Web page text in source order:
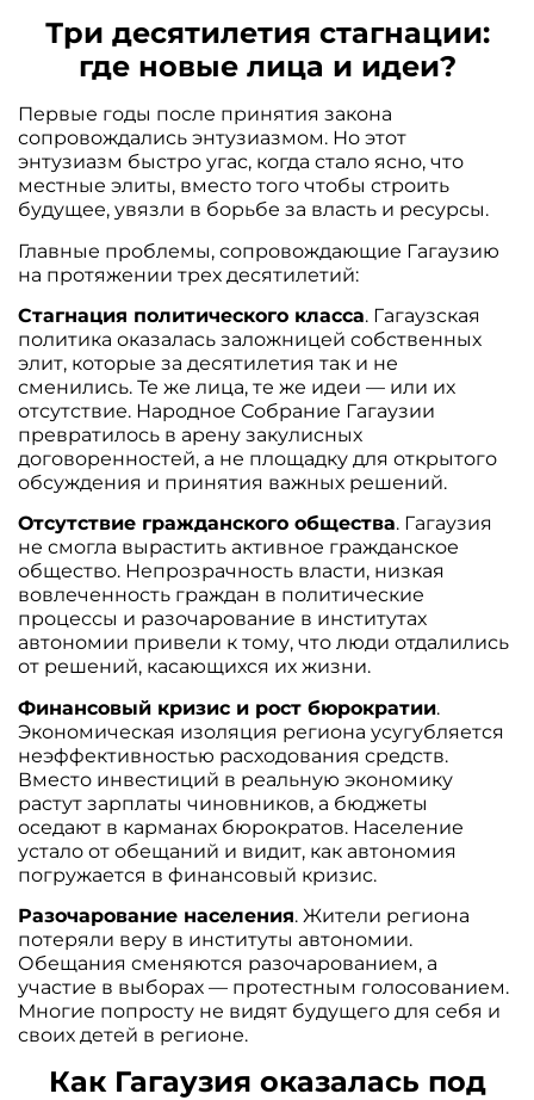
Три десятилетия стагнации:
где новые лица и идеи?
Первые годы после принятия закона
сопровождались энтузиазмом. Но этот
энтузиазм быстро угас, когда стало ясно, что
местные элиты, вместо того чтобы строить
будущее, увязли в борьбе за власть и ресурсы.
Главные проблемы, сопровождающие Гагаузию
на протяжении трех десятилетий:
Стагнация политического класса. Гагаузская
политика оказалась заложницей собственных
элит, которые за десятилетия так и не
сменились. Те же лица, те же идеи — или их
отсутствие. Народное Собрание Гагаузии
превратилось в арену закулисных
договоренностей, а не площадку для открытого
обсуждения и принятия важных решений.
Отсутствие гражданского общества. Гагаузия
не смогла вырастить активное гражданское
общество. Непрозрачность власти, низкая
вовлеченность граждан в политические
процессы и разочарование в институтах
автономии привели к тому, что люди отдалились
от решений, касающихся их жизни.
Финансовый кризис и рост бюрократии.
Экономическая изоляция региона усугубляется
неэффективностью расходования средств.
Вместо инвестиций в реальную экономику
растут зарплаты чиновников, а бюджеты
оседают в карманах бюрократов. Население
устало от обещаний и видит, как автономия
погружается в финансовый кризис.
Разочарование населения. Жители региона
потеряли веру в институты автономии.
Обещания сменяются разочарованием, а
участие в выборах — протестным голосованием.
Многие попросту не видят будущего для себя и
своих детей в регионе.
Как Гагаузия оказалась под